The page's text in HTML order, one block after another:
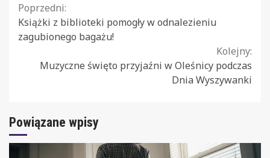
Continue
Reading
Poprzedni:
Książki z biblioteki pomogły w odnalezieniu
zagubionego bagażu!
Kolejny:
Muzyczne święto przyjaźni w Oleśnicy podczas
Dnia Wyszywanki
Powiązane wpisy